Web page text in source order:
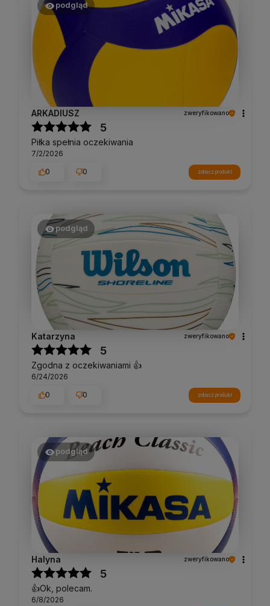
podgląd
ARKADIUSZ zweryfikowano
5
Piłka spełnia oczekiwania
7/2/2026
0
0 zobacz produkt
podgląd
Katarzyna zweryfikowano
5
Zgodna z oczekiwaniami 👍️
6/24/2026
0
0 zobacz produkt
podgląd
Halyna zweryfikowano
5
👍️Ok, polecam.
6/8/2026